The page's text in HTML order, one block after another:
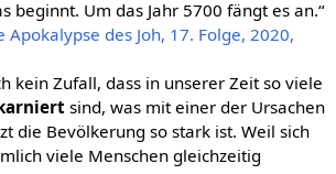
beginnt. Um das Jahr 5700 fängt es an.“
Apokalypse des Joh, 17. Folge, 2020,
kein Zufall, dass in unserer Zeit so viele
sind, was mit einer der Ursachen
die Bevölkerung so stark ist. Weil sich
viele Menschen gleichzeitig